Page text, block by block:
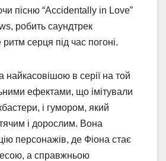
пісню “Accidentally in Love”
робить саундтрек
серця під час погоні.
найкасовішою в серії на той
ефектами, що імітували
і гумором, який
і дорослим. Вона
персонажів, де Фіона стає
а справжньою